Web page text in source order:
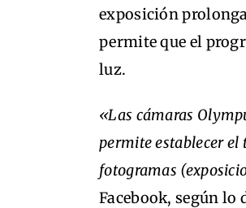
exposición
permite que el
luz.
«Las cámaras
permite establecer el
fotogramas
Facebook, según